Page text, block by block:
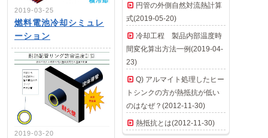
2019-03-25
燃料電池冷却シミュレ
ーション
2019-03-20
円管の外側自然対流熱計算
式(2019-05-20)
冷却工程 製品内部温度時
間変化算出方法一例(2019-04-
23)
Q) アルマイト処理したヒー
トシンクの方が熱抵抗が低い
のはなぜ？(2012-11-30)
熱抵抗とは(2012-11-30)